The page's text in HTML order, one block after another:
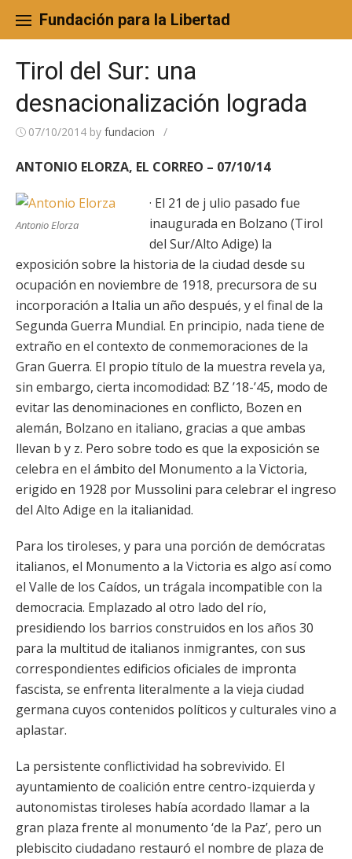
content
Fundación para la Libertad
Tirol del Sur: una
desnacionalización lograda
07/10/2014 by fundacion /
ANTONIO ELORZA, EL CORREO – 07/10/14
Antonio Elorza
· El 21 de j ulio pasado fue
inaugurada en Bolzano (Tirol
del Sur/Alto Adige) la
exposición sobre la historia de la ciudad desde su
ocupación en noviembre de 1918, precursora de su
incorporación a Italia un año después, y el final de la
Segunda Guerra Mundial. En principio, nada tiene de
extraño en el contexto de conmemoraciones de la
Gran Guerra. El propio título de la muestra revela ya,
sin embargo, cierta incomodidad: BZ ’18-’45, modo de
evitar las denominaciones en conflicto, Bozen en
alemán, Bolzano en italiano, gracias a que ambas
llevan b y z. Pero sobre todo es que la exposición se
celebra en el ámbito del Monumento a la Victoria,
erigido en 1928 por Mussolini para celebrar el ingreso
del Alto Adige en la italianidad.
Para los tiroleses, y para una porción de demócratas
italianos, el Monumento a la Victoria es algo así como
el Valle de los Caídos, un trágala incompatible con la
democracia. Emplazado al otro lado del río,
presidiendo los barrios construidos en los años 30
para la multitud de italianos inmigrantes, con sus
correspondientes edificios oficiales de impronta
fascista, se enfrenta literalmente a la vieja ciudad
germana cuyos contenidos políticos y culturales vino a
aplastar.
La persistente conflictividad ha sobrevivido. El
ayuntamiento de coalición entre centro-izquierda y
autonomistas tiroleses había acordado llamar a la
gran plaza frente al monumento ‘de la Paz’, pero un
plebiscito ciudadano restauró el nombre de plaza de